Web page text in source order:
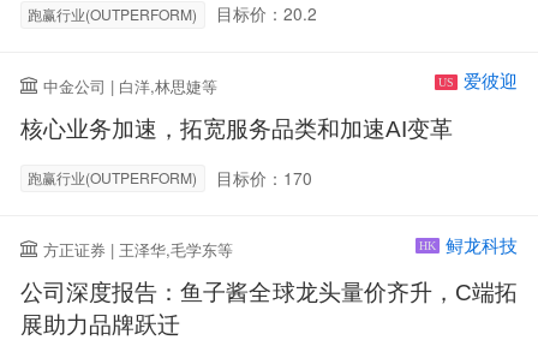
跑赢行业(OUTPERFORM) 目标价：20.2
中金公司 | 白洋,林思婕等 US 爱彼迎
核心业务加速，拓宽服务品类和加速AI变革
跑赢行业(OUTPERFORM) 目标价：170
方正证券 | 王泽华,毛学东等 HK 鲟龙科技
公司深度报告：鱼子酱全球龙头量价齐升，C端拓
展助力品牌跃迁